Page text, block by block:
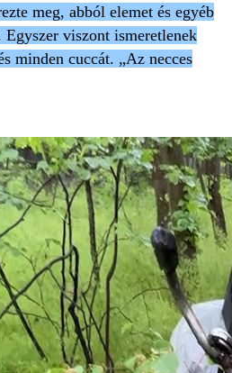
meg, abból elemet és egyéb
viszont ismeretlenek
minden cuccát. „Az necces